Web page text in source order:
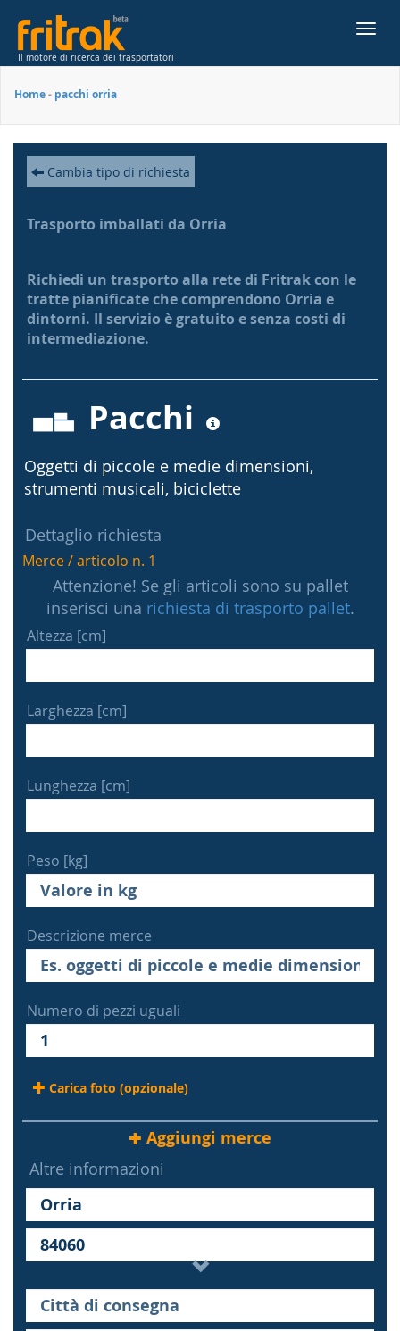
Il motore di ricerca dei trasportatori
Home- pacchi orria
Cambia tipo di richiesta
Trasporto imballati da Orria
Richiedi un trasporto alla rete di Fritrak con le
tratte pianificate che comprendono Orria e
dintorni. Il servizio è gratuito e senza costi di
intermediazione.
Pacchi
Oggetti di piccole e medie dimensioni,
strumenti musicali, biciclette
Dettaglio richiesta
Merce / articolo n. 1
Attenzione! Se gli articoli sono su pallet
inserisci una richiesta di trasporto pallet.
Altezza [cm]
Larghezza [cm]
Lunghezza [cm]
Peso [kg]
Descrizione merce
Numero di pezzi uguali
Carica foto (opzionale)
Aggiungi merce
Altre informazioni